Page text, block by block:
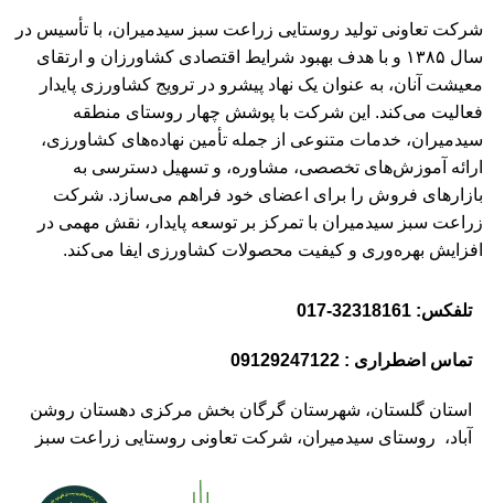
شرکت تعاونی تولید روستایی زراعت سبز سیدمیران، با تأسیس در
سال ۱۳۸۵ و با هدف بهبود شرایط اقتصادی کشاورزان و ارتقای
معیشت آنان، به عنوان یک نهاد پیشرو در ترویج کشاورزی پایدار
فعالیت می‌کند. این شرکت با پوشش چهار روستای منطقه
سیدمیران، خدمات متنوعی از جمله تأمین نهاده‌های کشاورزی،
ارائه آموزش‌های تخصصی، مشاوره، و تسهیل دسترسی به
بازارهای فروش را برای اعضای خود فراهم می‌سازد. شرکت
زراعت سبز سیدمیران با تمرکز بر توسعه پایدار، نقش مهمی در
افزایش بهره‌وری و کیفیت محصولات کشاورزی ایفا می‌کند.
تلفکس: 32318161-017
تماس اضطراری : 09129247122
استان گلستان، شهرستان گرگان بخش مرکزی دهستان روشن
آباد، روستای سیدمیران، شرکت تعاونی روستایی زراعت سبز